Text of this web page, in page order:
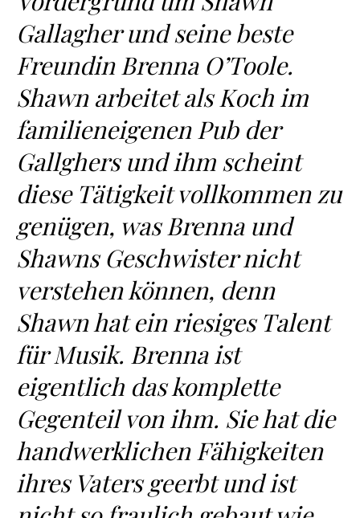
Gallagher und seine beste
Freundin Brenna O’Toole.
Shawn arbeitet als Koch im
familieneigenen Pub der
Gallghers und ihm scheint
diese Tätigkeit vollkommen zu
genügen, was Brenna und
Shawns Geschwister nicht
verstehen können, denn
Shawn hat ein riesiges Talent
für Musik. Brenna ist
eigentlich das komplette
Gegenteil von ihm. Sie hat die
handwerklichen Fähigkeiten
ihres Vaters geerbt und ist